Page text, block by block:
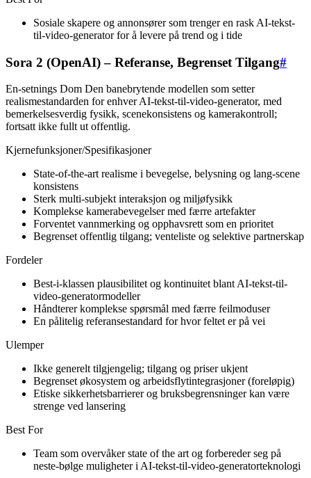
Sosiale skapere og annonsører som trenger en rask AI-tekst-
til-video-generator for å levere på trend og i tide
Sora 2 (OpenAI) – Referanse, Begrenset Tilgang#
En-setnings Dom Den banebrytende modellen som setter
realismestandarden for enhver AI-tekst-til-video-generator, med
bemerkelsesverdig fysikk, scenekonsistens og kamerakontroll;
fortsatt ikke fullt ut offentlig.
Kjernefunksjoner/Spesifikasjoner
State-of-the-art realisme i bevegelse, belysning og lang-scene
konsistens
Sterk multi-subjekt interaksjon og miljøfysikk
Komplekse kamerabevegelser med færre artefakter
Forventet vannmerking og opphavsrett som en prioritet
Begrenset offentlig tilgang; venteliste og selektive partnerskap
Fordeler
Best-i-klassen plausibilitet og kontinuitet blant AI-tekst-til-
video-generatormodeller
Håndterer komplekse spørsmål med færre feilmoduser
En pålitelig referansestandard for hvor feltet er på vei
Ulemper
Ikke generelt tilgjengelig; tilgang og priser ukjent
Begrenset økosystem og arbeidsflytintegrasjoner (foreløpig)
Etiske sikkerhetsbarrierer og bruksbegrensninger kan være
strenge ved lansering
Best For
Team som overvåker state of the art og forbereder seg på
neste-bølge muligheter i AI-tekst-til-video-generatorteknologi